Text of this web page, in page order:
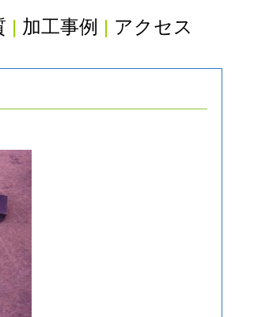
| 加工事例 | アクセス